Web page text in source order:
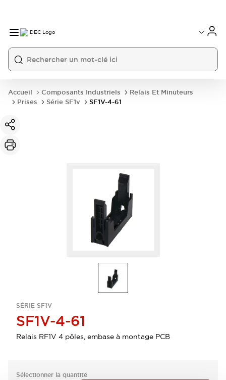
Accueil Composants Industriels
Relais Et Minuteurs
Prises
Série SF1v SF1V-4-61
SÉRIE SF1V
SF1V-4-61
Relais RF1V 4 pôles, embase à montage PCB
Sélectionner la quantité